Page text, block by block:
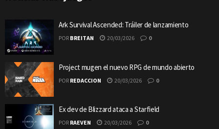
Ark Survival Ascended: Tráiler de lanzamiento
POR BREITAN 20/03/2026 0
Project mugen el nuevo RPG de mundo abierto
POR REDACCION 20/03/2026 0
Ex dev de Blizzard ataca a Starfield
POR RAEVEN 20/03/2026 0